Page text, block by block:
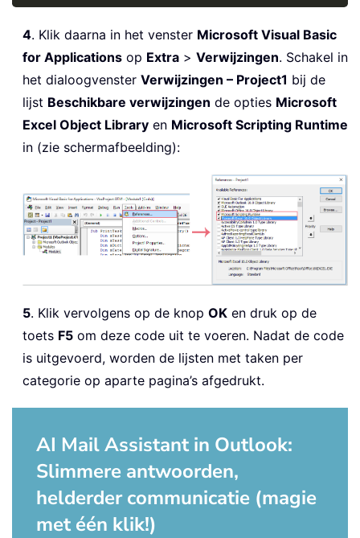
4. Klik daarna in het venster Microsoft Visual Basic
for Applications op Extra > Verwijzingen. Schakel in
het dialoogvenster Verwijzingen – Project1 bij de
lijst Beschikbare verwijzingen de opties Microsoft
Excel Object Library en Microsoft Scripting Runtime
in (zie schermafbeelding):
5. Klik vervolgens op de knop OK en druk op de
toets F5 om deze code uit te voeren. Nadat de code
is uitgevoerd, worden de lijsten met taken per
categorie op aparte pagina’s afgedrukt.
AI Mail Assistant in Outlook:
Slimmere antwoorden,
helderder communicatie (magie
met één klik!)